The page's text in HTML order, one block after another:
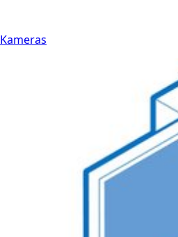
Kameras